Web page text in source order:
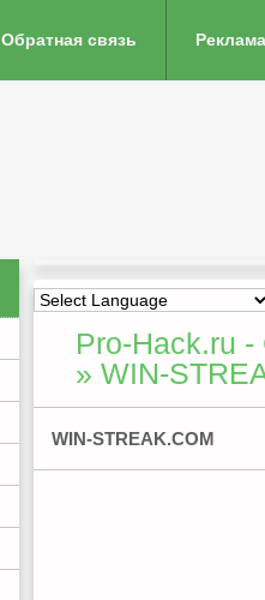
Обратная связь
Pro-Hack.ru
» WIN-
WIN-STREAK.COM